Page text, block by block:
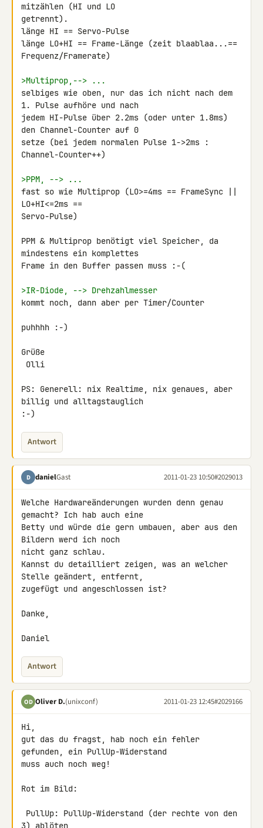
mitzählen (HI und LO
getrennt).
länge HI == Servo-Pulse
länge LO+HI == Frame-Länge (zeit blaablaa...==
Frequenz/Framerate)
>Multiprop,--> ...
selbiges wie oben, nur das ich nicht nach dem
1. Pulse aufhöre und nach
jedem HI-Pulse über 2.2ms (oder unter 1.8ms)
den Channel-Counter auf 0
setze (bei jedem normalen Pulse 1->2ms :
Channel-Counter++)
>PPM, --> ...
fast so wie Multiprop (LO>=4ms == FrameSync ||
LO+HI<=2ms ==
Servo-Pulse)
PPM & Multiprop benötigt viel Speicher, da
mindestens ein komplettes
Frame in den Buffer passen muss :-(
>IR-Diode, --> Drehzahlmesser
kommt noch, dann aber per Timer/Counter
puhhhh :-)
Grüße
PS: Generell: nix Realtime, nix genaues, aber
billig und alltagstauglich
:-)
Antwort
D danielGast 2011-01-23 10:50#2029013
Welche Hardwareänderungen wurden denn genau
gemacht? Ich hab auch eine
Betty und würde die gern umbauen, aber aus den
Bildern werd ich noch
nicht ganz schlau.
Kannst du detailliert zeigen, was an welcher
Stelle geändert, entfernt,
zugefügt und angeschlossen ist?
Danke,
Daniel
Antwort
OD Oliver D.(unixconf) 2011-01-23 12:45#2029166
Hi,
gut das du fragst, hab noch ein fehler
gefunden, ein PullUp-Widerstand
muss auch noch weg!
Rot im Bild:
3) ablöten